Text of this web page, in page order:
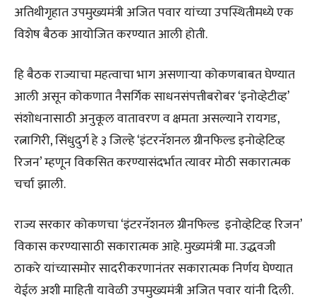
अतिथीगृहात उपमुख्यमंत्री अजित पवार यांच्या उपस्थितीमध्ये एक
विशेष बैठक आयोजित करण्यात आली होती.
हि बैठक राज्याचा महत्वाचा भाग असणाऱ्या कोकणबाबत घेण्यात
आली असून कोकणात नैसर्गिक साधनसंपत्तीबरोबर ‘इनोव्हेटीव्ह’
संशोधनासाठी अनुकूल वातावरण व क्षमता असल्याने रायगड,
रत्नागिरी, सिंधुदुर्ग हे ३ जिल्हे ‘इंटरनॅशनल ग्रीनफिल्ड इनोव्हेटिव्ह
रिजन’ म्हणून विकसित करण्यासंदर्भात त्यावर मोठी सकारात्मक
चर्चा झाली.
राज्य सरकार कोकणचा ‘इंटरनॅशनल ग्रीनफिल्ड इनोव्हेटिव्ह रिजन’
विकास करण्यासाठी सकारात्मक आहे. मुख्यमंत्री मा. उद्धवजी
ठाकरे यांच्यासमोर सादरीकरणानंतर सकारात्मक निर्णय घेण्यात
येईल अशी माहिती यावेळी उपमुख्यमंत्री अजित पवार यांनी दिली.